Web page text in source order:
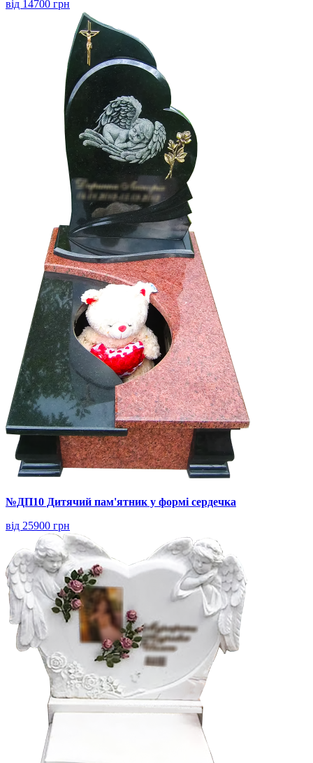
від 14700 грн
№ДП10 Дитячий пам'ятник у формі сердечка
від 25900 грн